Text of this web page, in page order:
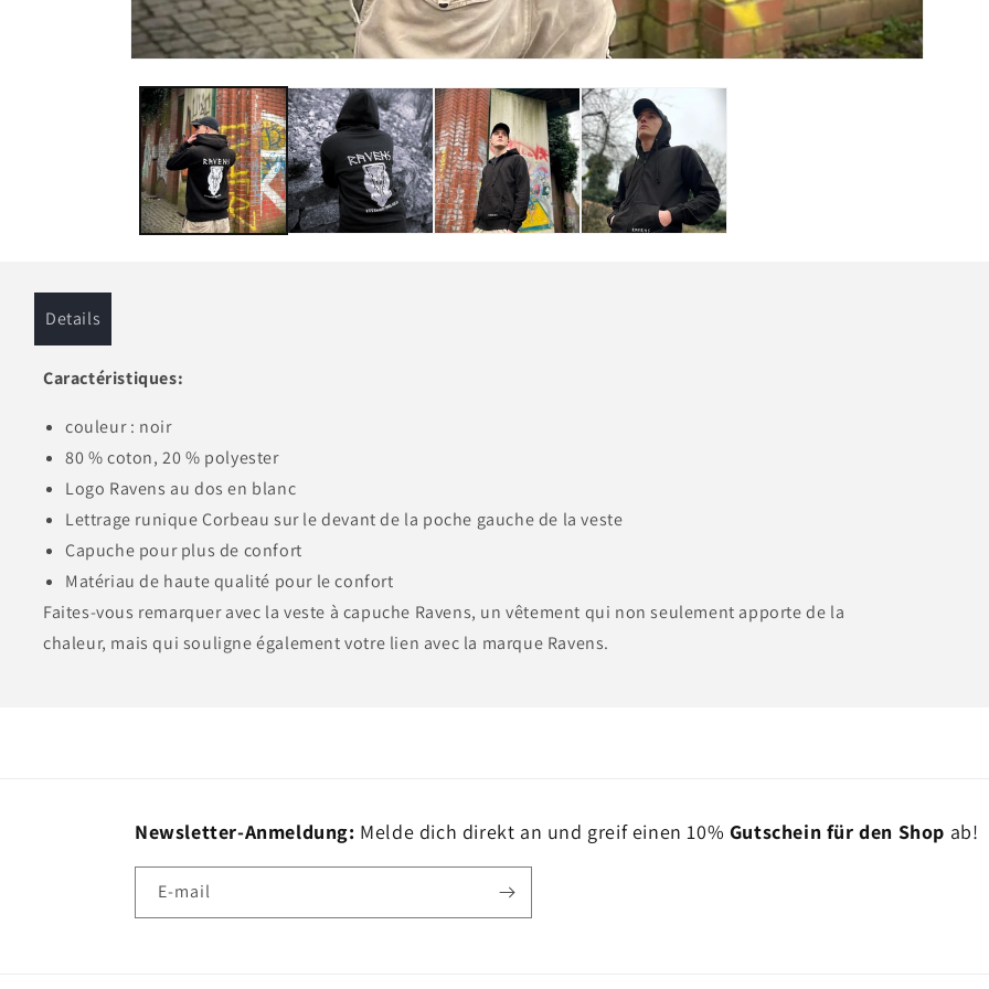
Details
Caractéristiques:
couleur : noir
80 % coton, 20 % polyester
Logo Ravens au dos en blanc
Lettrage runique Corbeau sur le devant de la poche gauche de la veste
Capuche pour plus de confort
Matériau de haute qualité pour le confort
Faites-vous remarquer avec la veste à capuche Ravens, un vêtement qui non seulement apporte de la
chaleur, mais qui souligne également votre lien avec la marque Ravens.
Newsletter-Anmeldung: Melde dich direkt an und greif einen 10% Gutschein für den Shop ab!
E-mail